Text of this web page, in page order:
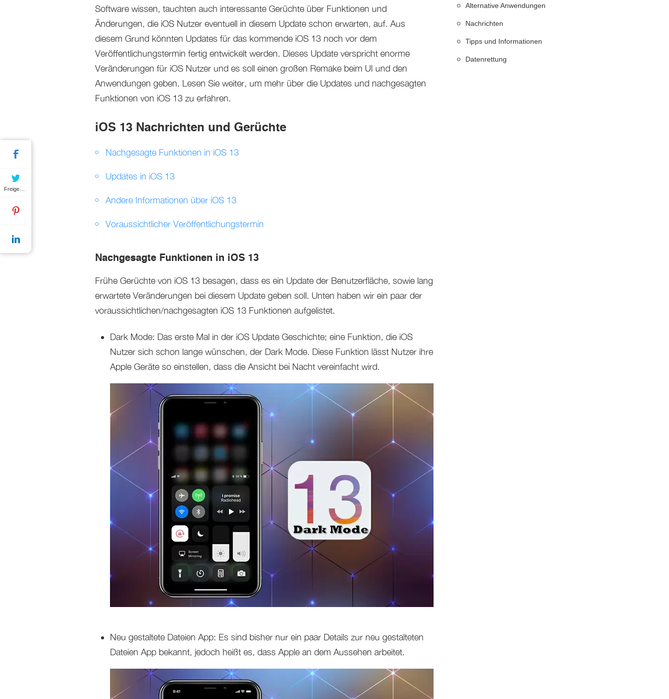
Software wissen, tauchten auch interessante Gerüchte über Funktionen und
Änderungen, die iOS Nutzer eventuell in diesem Update schon erwarten, auf. Aus
diesem Grund könnten Updates für das kommende iOS 13 noch vor dem
Veröffentlichungstermin fertig entwickelt werden. Dieses Update verspricht enorme
Veränderungen für iOS Nutzer und es soll einen großen Remake beim UI und den
Anwendungen geben. Lesen Sie weiter, um mehr über die Updates und nachgesagten
Funktionen von iOS 13 zu erfahren.
iOS 13 Nachrichten und Gerüchte
Nachgesagte Funktionen in iOS 13
Updates in iOS 13
Andere Informationen über iOS 13
Voraussichtlicher Veröffentlichungstermin
Nachgesagte Funktionen in iOS 13
Frühe Gerüchte von iOS 13 besagen, dass es ein Update der Benutzerfläche, sowie lang
erwartete Veränderungen bei diesem Update geben soll. Unten haben wir ein paar der
voraussichtlichen/nachgesagten iOS 13 Funktionen aufgelistet.
Dark Mode: Das erste Mal in der iOS Update Geschichte; eine Funktion, die iOS
Nutzer sich schon lange wünschen, der Dark Mode. Diese Funktion lässt Nutzer ihre
Apple Geräte so einstellen, dass die Ansicht bei Nacht vereinfacht wird.
Neu gestaltete Dateien App: Es sind bisher nur ein paar Details zur neu gestalteten
Dateien App bekannt, jedoch heißt es, dass Apple an dem Aussehen arbeitet.
Alternative Anwendungen
Nachrichten
Tipps und Informationen
Datenrettung